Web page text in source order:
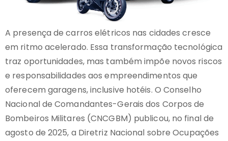
A presença de carros elétricos nas cidades cresce
em ritmo acelerado. Essa transformação tecnológica
traz oportunidades, mas também impõe novos riscos
e responsabilidades aos empreendimentos que
oferecem garagens, inclusive hotéis. O Conselho
Nacional de Comandantes-Gerais dos Corpos de
Bombeiros Militares (CNCGBM) publicou, no final de
agosto de 2025, a Diretriz Nacional sobre Ocupações